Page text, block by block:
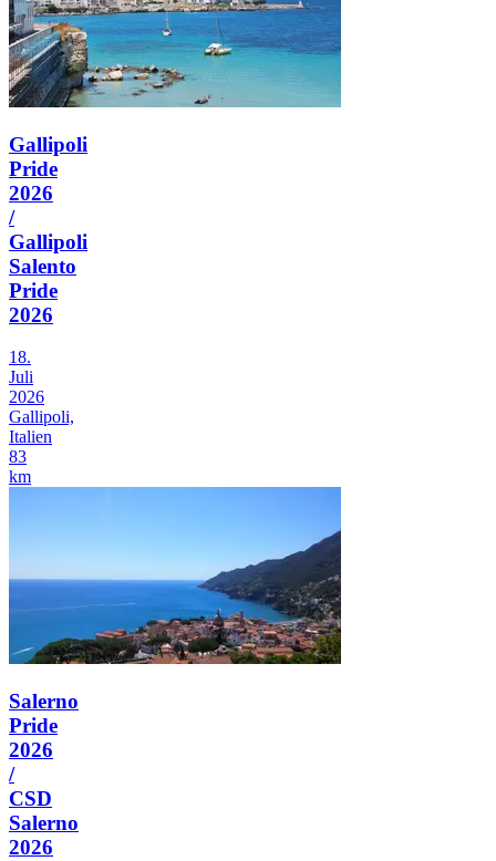
Gallipoli
Pride
2026
/
Gallipoli
Salento
Pride
2026
18.
Juli
2026
Gallipoli,
Italien
83
km
Salerno
Pride
2026
/
CSD
Salerno
2026